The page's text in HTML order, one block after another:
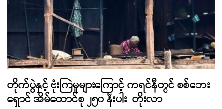
တိုက်ပွဲနှင့် ဗုံးကြဲမှုများကြောင့် ကရင်နီတွင် စစ်ဘေး
ရှောင် အိမ်ထောင်စု ၂၅၀ နီးပါး တိုးလာ